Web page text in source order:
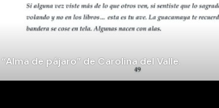
de pájaro” de Carolina del Valle.